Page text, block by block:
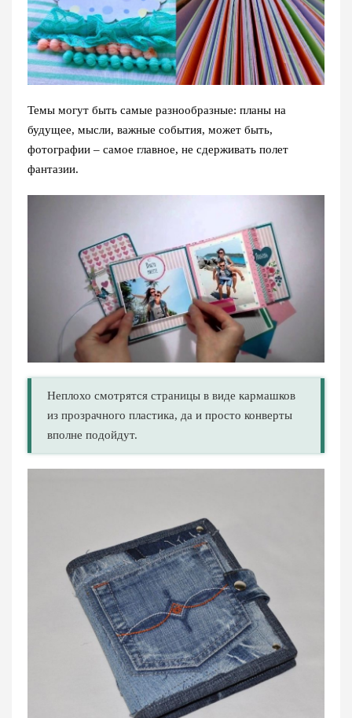
Темы могут быть самые разнообразные: планы на
будущее, мысли, важные события, может быть,
фотографии – самое главное, не сдерживать полет
фантазии.
Неплохо смотрятся страницы в виде кармашков
из прозрачного пластика, да и просто конверты
вполне подойдут.